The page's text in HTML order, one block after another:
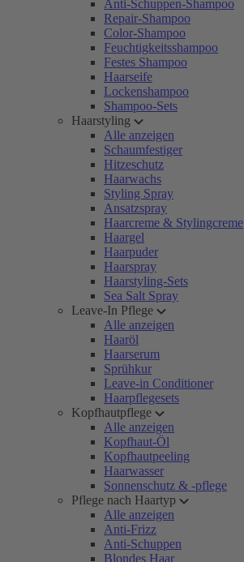
Anti-Schuppen-Shampoo
Repair-Shampoo
Color-Shampoo
Feuchtigkeitsshampoo
Festes Shampoo
Haarseife
Lockenshampoo
Shampoo-Sets
Haarstyling
Alle anzeigen
Schaumfestiger
Hitzeschutz
Haarwachs
Styling Spray
Ansatzspray
Haarcreme & Stylingcreme
Haargel
Haarpuder
Haarspray
Haarstyling-Sets
Sea Salt Spray
Leave-In Pflege
Alle anzeigen
Haaröl
Haarserum
Sprühkur
Leave-in Conditioner
Haarpflegesets
Kopfhautpflege
Alle anzeigen
Kopfhaut-Öl
Kopfhautpeeling
Haarwasser
Sonnenschutz & -pflege
Pflege nach Haartyp
Alle anzeigen
Anti-Frizz
Anti-Schuppen
Blondes Haar